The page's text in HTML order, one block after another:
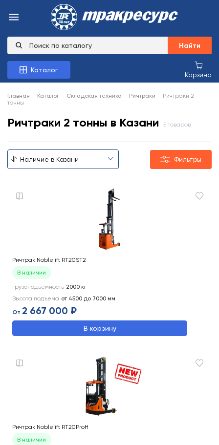
Найти
Каталог
Корзина
Главная Каталог Складская техника Ричтраки
Ричтраки 2
тонны
Ричтраки 2 тонны в Казани 5 товаров
Фильтры
Ричтрак Noblelift RT20ST2
В наличии
Грузоподъемность 2000 кг
Высота подъема от 4500 до 7000 мм
От 2 667 000 ₽
В корзину
Ричтрак Noblelift RT20ProH
В наличии